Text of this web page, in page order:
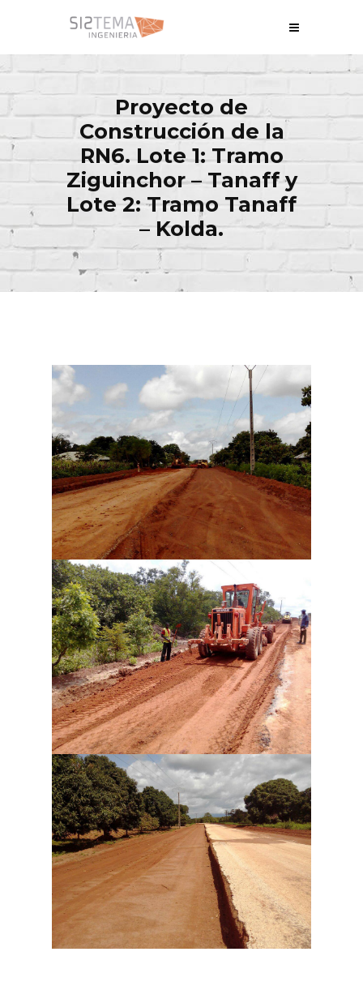
Proyecto de
Construcción de la
RN6. Lote 1: Tramo
Ziguinchor – Tanaff y
Lote 2: Tramo Tanaff
– Kolda.